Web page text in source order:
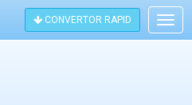
CONVERTOR RAPID